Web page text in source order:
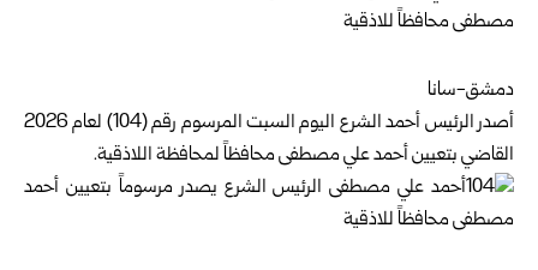
دمشق-سانا
أصدر الرئيس أحمد الشرع اليوم السبت المرسوم رقم (104) لعام 2026
القاضي بتعيين أحمد علي مصطفى محافظاً لمحافظة اللاذقية.